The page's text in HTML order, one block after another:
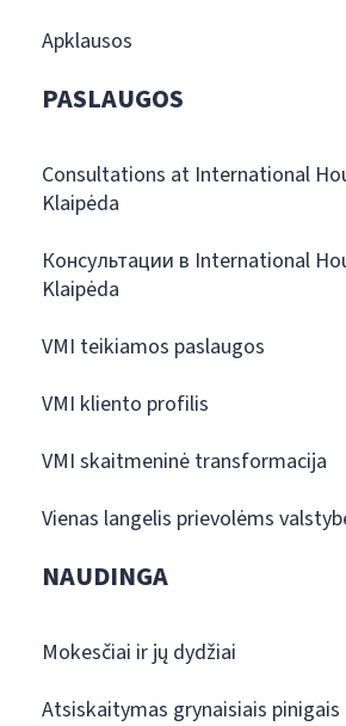
Apklausos
PASLAUGOS
Consultations at International
Klaipėda
Консультации в International
Klaipėda
VMI teikiamos paslaugos
VMI kliento profilis
VMI skaitmeninė transformacija
Vienas langelis prievolėms
NAUDINGA
Mokesčiai ir jų dydžiai
Atsiskaitymas grynaisiais pinigais